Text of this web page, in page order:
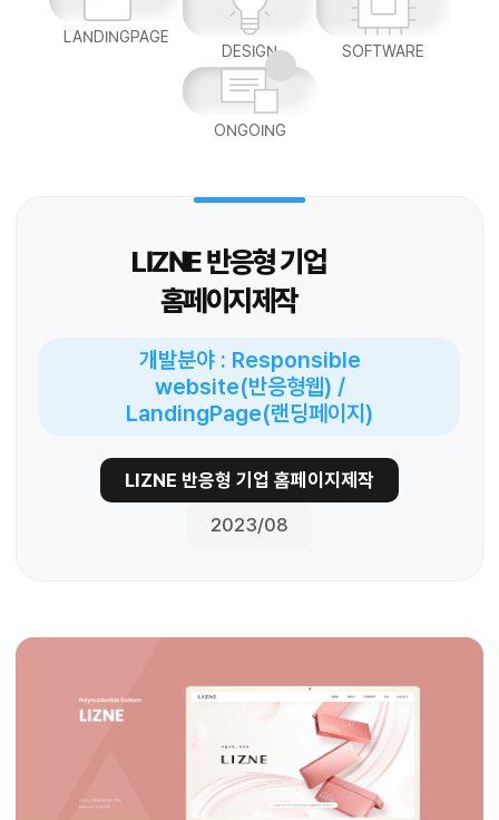
LANDINGPAGE
DESIGN
SOFTWARE
ONGOING
LIZNE 반응형 기업
홈페이지제작
개발분야 : Responsible
website(반응형웹) /
LandingPage(랜딩페이지)
LIZNE 반응형 기업 홈페이지제작
2023/08